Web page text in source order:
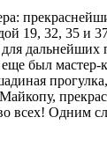
19, 32, 35 и
дальнейших
был мастер-
всех! Одним